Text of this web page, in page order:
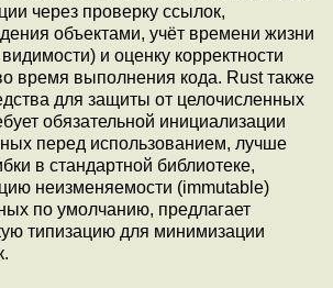
через проверку ссылок,
объектами, учёт времени жизни
и оценку корректности
время выполнения кода. Rust также
для защиты от целочисленных
обязательной инициализации
перед использованием, лучше
в стандартной библиотеке,
неизменяемости (immutable)
по умолчанию, предлагает
типизацию для минимизации